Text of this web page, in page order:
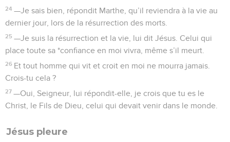
24 —Je sais bien, répondit Marthe, qu’il reviendra à la vie au
dernier jour, lors de la résurrection des morts.
25 —Je suis la résurrection et la vie, lui dit Jésus. Celui qui
place toute sa *confiance en moi vivra, même s’il meurt.
26 Et tout homme qui vit et croit en moi ne mourra jamais.
Crois-tu cela ?
27 —Oui, Seigneur, lui répondit-elle, je crois que tu es le
Christ, le Fils de Dieu, celui qui devait venir dans le monde.
Jésus pleure